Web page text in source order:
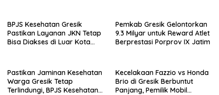
BPJS Kesehatan Gresik
Pastikan Layanan JKN Tetap
Bisa Diakses di Luar Kota
Pemkab Gresik Gelontorkan
9.3 Milyar untuk Reward Atlet
Berprestasi Porprov IX Jatim
Pastikan Jaminan Kesehatan
Warga Gresik Tetap
Terlindungi, BPJS Kesehatan
Kecelakaan Fazzio vs Honda
Brio di Gresik Berbuntut
Panjang, Pemilik Mobil